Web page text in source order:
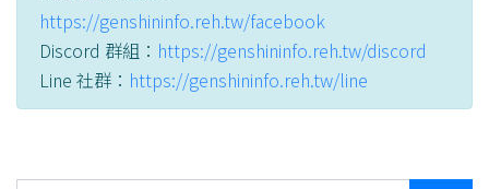
https://genshininfo.reh.tw/facebook
Discord 群組： https://genshininfo.reh.tw/discord
Line 社群： https://genshininfo.reh.tw/line